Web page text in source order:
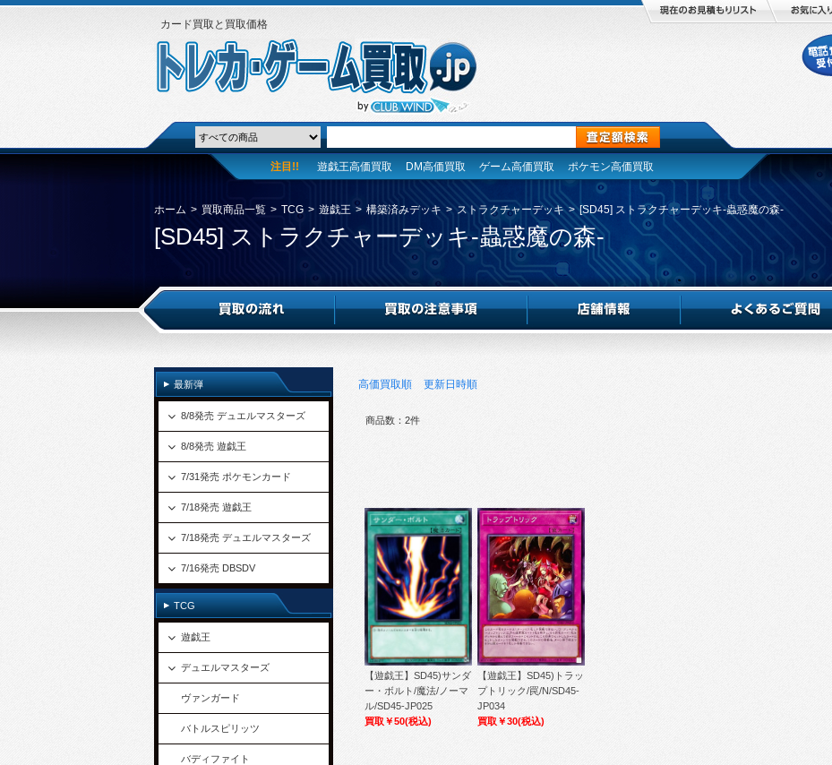
カード買取と買取価格
注目!! 遊戯王高価買取 DM高価買取 ゲーム高価買取 ポケモン高価買取
ホーム > 買取商品一覧 > TCG > 遊戯王 > 構築済みデッキ > ストラクチャーデッキ > [SD45] ストラクチャーデッキ-蟲惑魔の森-
[SD45] ストラクチャーデッキ-蟲惑魔の森-
高価買取順 更新日時順
商品数：2件
【遊戯王】SD45)サンダ
ー・ボルト/魔法/ノーマ
ル/SD45-JP025
買取￥50(税込)
【遊戯王】SD45)トラッ
プトリック/罠/N/SD45-
JP034
買取￥30(税込)
最新弾
8/8発売 デュエルマスターズ
8/8発売 遊戯王
7/31発売 ポケモンカード
7/18発売 遊戯王
7/18発売 デュエルマスターズ
7/16発売 DBSDV
TCG
遊戯王
デュエルマスターズ
ヴァンガード
バトルスピリッツ
バディファイト